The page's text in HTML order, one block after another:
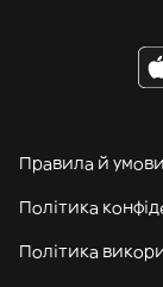
Правила й умови
Політика
Політика